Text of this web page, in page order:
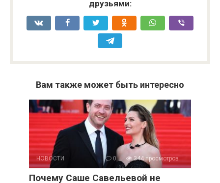
друзьями:
Вам также может быть интересно
НОВОСТИ 0 344 просмотров
Почему Саше Савельевой не